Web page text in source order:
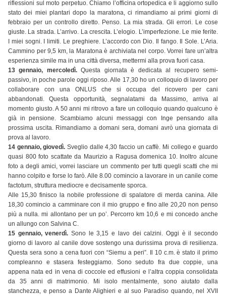
riflessioni sul moto perpetuo. Chiamo l’officina ortopedica e li aggiorno sullo
stato dei miei plantari dopo la maratona, ci rimandiamo ai primi giorni di
febbraio per un controllo diretto. Penso. La mia strada. Gli errori. Le cose
giuste. La strada. L’arrivo. La crescita. L’elogio. L’imperfezione. Le mie ferite.
I miei sogni. I limiti. Le preghiere. L’accordo con Dio. Il fango. Il Sole. L’Aria.
Cammino per 9,5 km, la Maratona è archiviata nel corpo. Vorrei fare un’altra
esperienza simile ma in una città diversa, mettermi alla prova fuori casa.
13 gennaio, mercoledì.Questa giornata è dedicata al recupero semi-
passivo, in poche parole oggi riposo. Alle 17,30 ho un colloquio di lavoro per
collaborare con una ONLUS che si occupa del ricovero per cani
abbandonati. Questa opportunità, segnalatami da Massimo, arriva al
momento giusto. A 50 anni mi ritrovo a fare un colloquio quando qualcuno è
già in pensione. Scambiamo alcuni messaggi con Inge pensando alla
prossima uscita. Rimandiamo a domani sera, domani avrò una giornata di
prova al lavoro.
14 gennaio, giovedì. Sveglio dalle 4,30 faccio un caffè. Mi collego e guardo
quasi 800 foto scattate da Maurizio a Ragusa domenica 10. Inoltro alcune
foto a degli amici, vorrei lasciare un commento per tutti quegli scatti che mi
hanno colpito e forse lo farò. Alle 8.00 comincio a lavorare in un canile come
factotum, struttura mediocre e decisamente sporca.
Alle 15,30 finisco la nobile professione di spalatore di merda canina. Alle
18,30 comincio a camminare con il mio gruppo e fino alle 20,20 non penso
più a nulla. mi allontano per un po’. Percorro km 10,6 e mi concedo anche
un allungo con Salvina C.
15 gennaio, venerdì. Sono le 3,15 e lavo dei calzini. Oggi è il secondo
giorno di lavoro al canile dove sostengo una durissima prova di resilienza.
Questa sera sono a cena fuori con “Siemu a peri”. Il 10 c.m. è stato il primo
compleanno e stasera festeggiamo. Sono seduto fra due coppie, una
appena nata ed in vena di coccole ed effusioni e l’altra coppia consolidata
da 35 anni di matrimonio. Mi isolo mentalmente, sono aiutato dalla
stanchezza, e penso a Dante Alighieri e al suo Paradiso quando, nel XVII